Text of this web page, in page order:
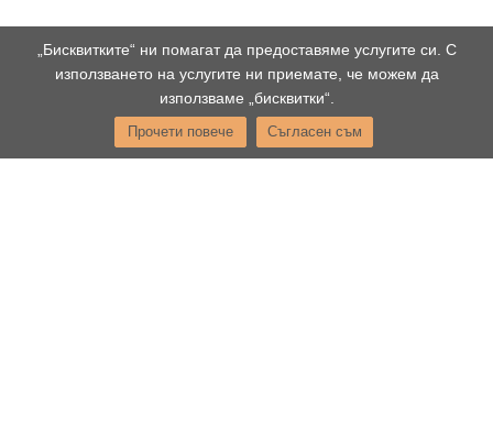
„Бисквитките“ ни помагат да предоставяме услугите си. С
използването на услугите ни приемате, че можем да
използваме „бисквитки“.
Прочети повече Съгласен съм